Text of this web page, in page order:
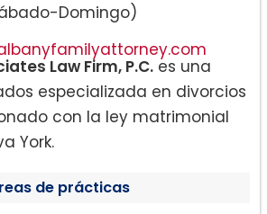
Domingo)
Law Firm, P.C. es una
especializada en divorcios
con la ley matrimonial
York.
de prácticas